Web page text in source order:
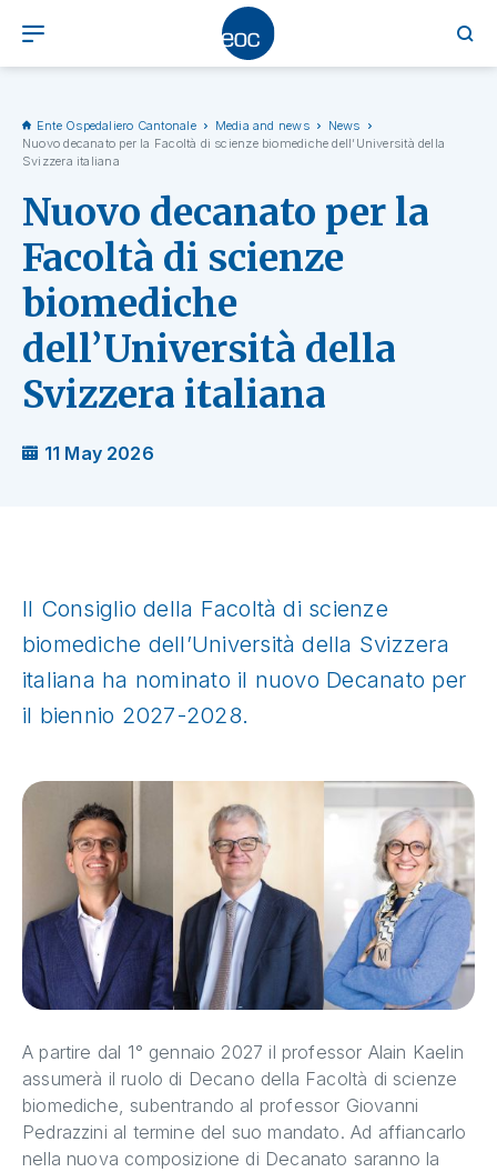
Ente Ospedaliero Cantonale Media and news
News
Nuovo decanato per la Facoltà di scienze biomediche dell’Università della
Svizzera italiana
Nuovo decanato per la
Facoltà di scienze
biomediche
dell’Università della
Svizzera italiana
11 May 2026
Il Consiglio della Facoltà di scienze
biomediche dell’Università della Svizzera
italiana ha nominato il nuovo Decanato per
il biennio 2027-2028.
A partire dal 1° gennaio 2027 il professor Alain Kaelin
assumerà il ruolo di Decano della Facoltà di scienze
biomediche, subentrando al professor Giovanni
Pedrazzini al termine del suo mandato. Ad affiancarlo
nella nuova composizione di Decanato saranno la